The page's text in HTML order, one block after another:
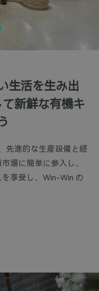
生活を生み出
新鮮な有機キ
先進的な生産設備と経
場に簡単に参入し、
享受し、Win-Win の